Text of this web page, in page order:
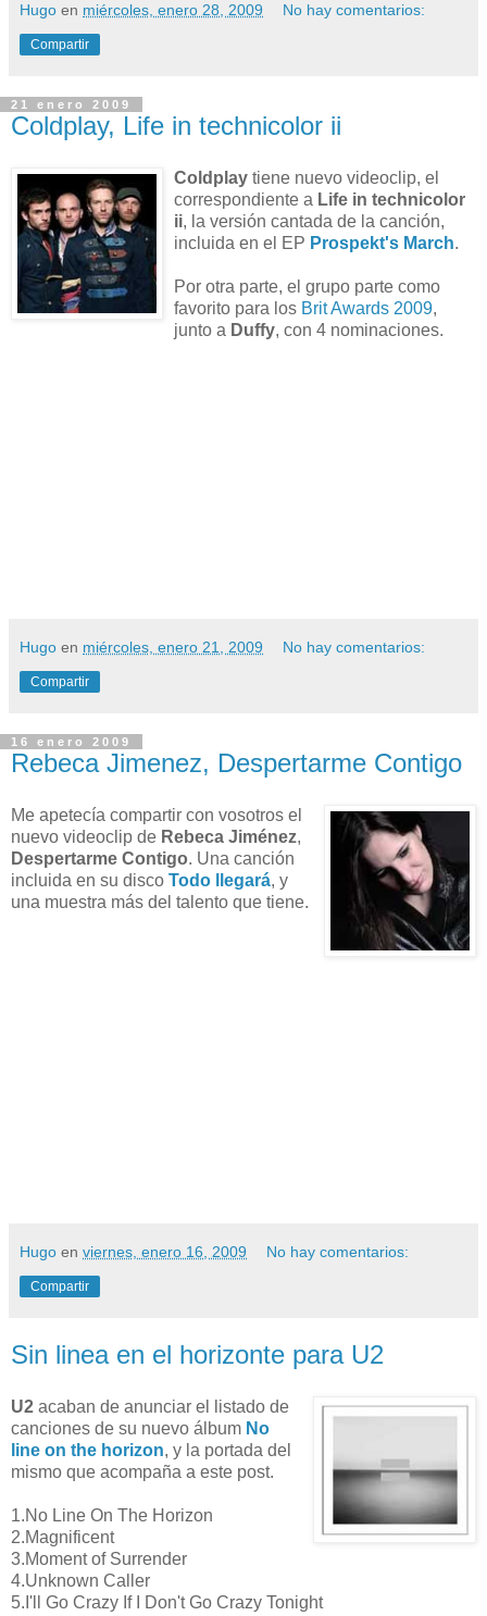
Hugo en miércoles, enero 28, 2009 No hay comentarios:
Compartir
21 enero 2009
Coldplay, Life in technicolor ii
Coldplay tiene nuevo videoclip, el
correspondiente a Life in technicolor
ii, la versión cantada de la canción,
incluida en el EP Prospekt's March.
Por otra parte, el grupo parte como
favorito para los Brit Awards 2009,
junto a Duffy, con 4 nominaciones.
Hugo en miércoles, enero 21, 2009 No hay comentarios:
Compartir
16 enero 2009
Rebeca Jimenez, Despertarme Contigo
Me apetecía compartir con vosotros el
nuevo videoclip de Rebeca Jiménez,
Despertarme Contigo. Una canción
incluida en su disco Todo llegará, y
una muestra más del talento que tiene.
Hugo en viernes, enero 16, 2009 No hay comentarios:
Compartir
Sin linea en el horizonte para U2
U2 acaban de anunciar el listado de
canciones de su nuevo álbum No
line on the horizon, y la portada del
mismo que acompaña a este post.
1.No Line On The Horizon
2.Magnificent
3.Moment of Surrender
4.Unknown Caller
5.I'll Go Crazy If I Don't Go Crazy Tonight